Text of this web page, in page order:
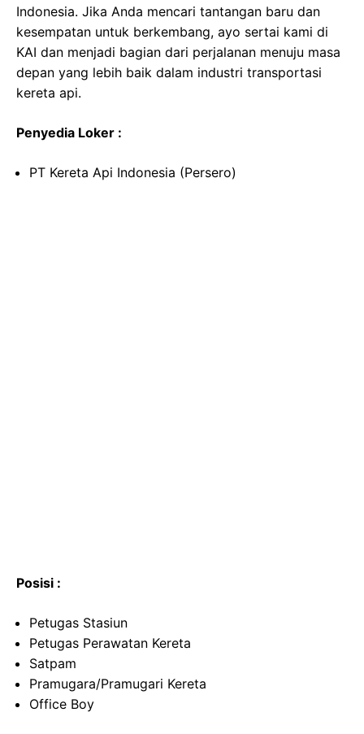
Indonesia. Jika Anda mencari tantangan baru dan
kesempatan untuk berkembang, ayo sertai kami di
KAI dan menjadi bagian dari perjalanan menuju masa
depan yang lebih baik dalam industri transportasi
kereta api.
Penyedia Loker :
PT Kereta Api Indonesia (Persero)
Posisi :
Petugas Stasiun
Petugas Perawatan Kereta
Satpam
Pramugara/Pramugari Kereta
Office Boy